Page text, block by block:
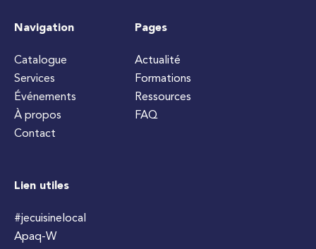
Navigation
Catalogue
Services
Événements
À propos
Contact
Pages
Actualité
Formations
Ressources
FAQ
Lien utiles
#jecuisinelocal
Apaq-W